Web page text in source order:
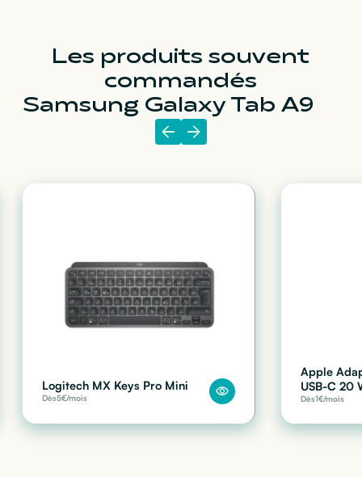
Les produits souvent
commandés
Samsung Galaxy Tab A9
Logitech MX Keys Pro Mini
Dès5€/mois
Apple
USB-C 20
Dès1€/mois